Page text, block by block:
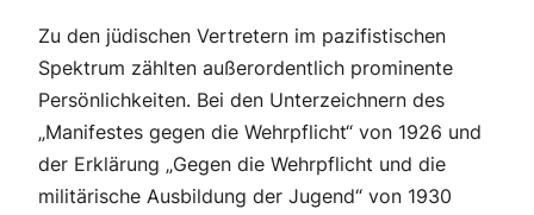
Zu den jüdischen Vertretern im pazifistischen
Spektrum zählten außerordentlich prominente
Persönlichkeiten. Bei den Unterzeichnern des
„Manifestes gegen die Wehrpflicht“ von 1926 und
der Erklärung „Gegen die Wehrpflicht und die
militärische Ausbildung der Jugend“ von 1930